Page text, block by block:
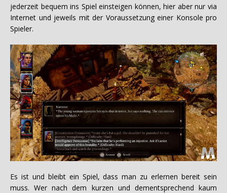
jederzeit bequem ins Spiel einsteigen können, hier aber nur via
Internet und jeweils mit der Voraussetzung einer Konsole pro
Spieler.
Es ist und bleibt ein Spiel, dass man zu erlernen bereit sein
muss. Wer nach dem kurzen und dementsprechend kaum